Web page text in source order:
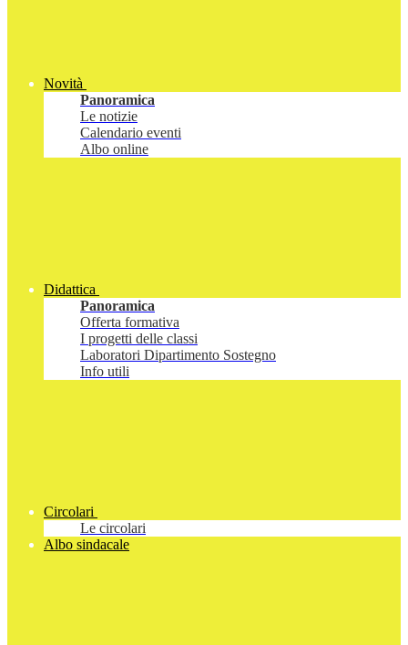
Novità
Panoramica
Le notizie
Calendario eventi
Albo online
Didattica
Panoramica
Offerta formativa
I progetti delle classi
Laboratori Dipartimento Sostegno
Info utili
Circolari
Le circolari
Albo sindacale